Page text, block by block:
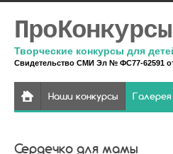
Творческие конкурсы для
Свидетельство СМИ Эл № ФС77-62591 от
Наши конкурсы Галерея
Сердечко для мамы